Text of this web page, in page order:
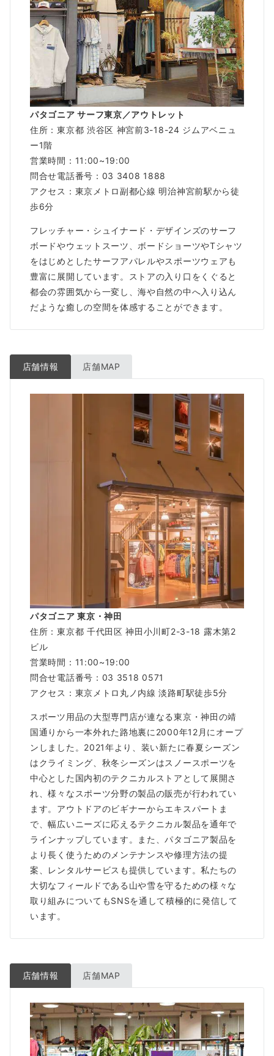
パタゴニア サーフ東京／アウトレット
住所：東京都 渋谷区 神宮前3-18-24 ジムアベニュ
ー1階
営業時間：11:00~19:00
問合せ電話番号：03 3408 1888
アクセス：東京メトロ副都心線 明治神宮前駅から徒
歩6分
フレッチャー・シュイナード・デザインズのサーフ
ボードやウェットスーツ、ボードショーツやTシャツ
をはじめとしたサーフアパレルやスポーツウェアも
豊富に展開しています。ストアの入り口をくぐると
都会の雰囲気から一変し、海や自然の中へ入り込ん
だような癒しの空間を体感することができます。
店舗情報 店舗MAP
パタゴニア 東京・神田
住所：東京都 千代田区 神田小川町2-3-18 露木第2
ビル
営業時間：11:00~19:00
問合せ電話番号：03 3518 0571
アクセス：東京メトロ丸ノ内線 淡路町駅徒歩5分
スポーツ用品の大型専門店が連なる東京・神田の靖
国通りから一本外れた路地裏に2000年12月にオープ
ンしました。2021年より、装い新たに春夏シーズン
はクライミング、秋冬シーズンはスノースポーツを
中心とした国内初のテクニカルストアとして展開さ
れ、様々なスポーツ分野の製品の販売が行われてい
ます。アウトドアのビギナーからエキスパートま
で、幅広いニーズに応えるテクニカル製品を通年で
ラインナップしています。また、パタゴニア製品を
より長く使うためのメンテナンスや修理方法の提
案、レンタルサービスも提供しています。私たちの
大切なフィールドである山や雪を守るための様々な
取り組みについてもSNSを通して積極的に発信して
います。
店舗情報 店舗MAP